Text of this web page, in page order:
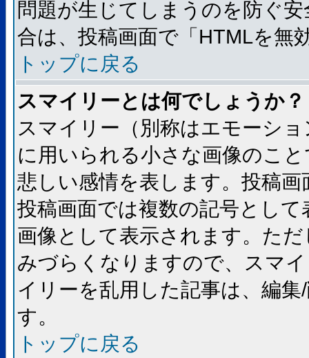
問題が生じてしまうのを防ぐ
合は、投稿画面で「HTMLを無
トップに戻る
スマイリーとは何でしょうか？
スマイリー（別称はエモーシ
に用いられる小さな画像のこ
悲しい感情を表します。投稿
投稿画面では複数の記号とし
画像として表示されます。た
みづらくなりますので、スマ
イリーを乱用した記事は、編
す。
トップに戻る